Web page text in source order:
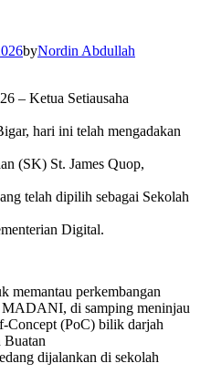
byNordin Abdullah
– Ketua Setiausaha
hari ini telah mengadakan
(SK) St. James Quop,
telah dipilih sebagai Sekolah
Digital.
memantau perkembangan
MADANI, di samping meninjau
Concept (PoC) bilik darjah
Buatan
dijalankan di sekolah